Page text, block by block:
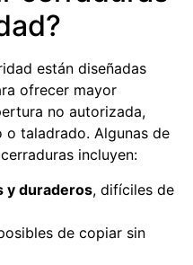
están diseñadas
ofrecer mayor
no autorizada,
o taladrado. Algunas de
incluyen:
y duraderos, difíciles de
de copiar sin